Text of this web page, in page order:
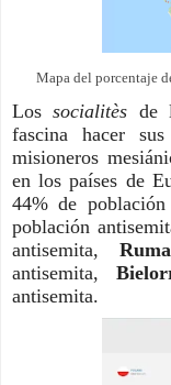
Mapa del porcentaje
Los socialitès de
fascina hacer
misioneros
en los países de
44% de población
población
antisemita,
antisemita,
antisemita.